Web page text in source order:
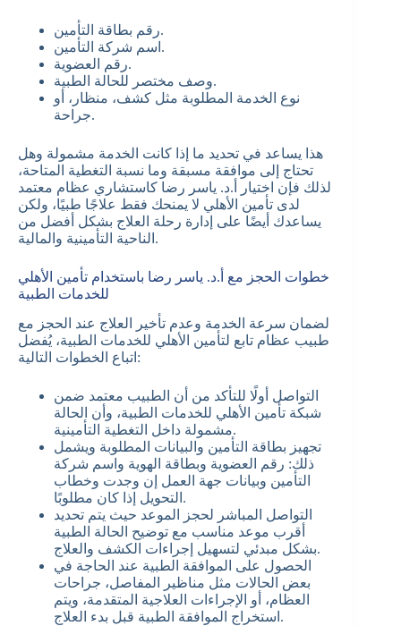
رقم بطاقة التأمين.
اسم شركة التأمين.
رقم العضوية.
وصف مختصر للحالة الطبية.
نوع الخدمة المطلوبة مثل كشف، منظار، أو
جراحة.
هذا يساعد في تحديد ما إذا كانت الخدمة مشمولة وهل
تحتاج إلى موافقة مسبقة وما نسبة التغطية المتاحة،
لذلك فإن اختيار أ.د. ياسر رضا كاستشاري عظام معتمد
لدى تأمين الأهلي لا يمنحك فقط علاجًا طبيًا، ولكن
يساعدك أيضًا على إدارة رحلة العلاج بشكل أفضل من
الناحية التأمينية والمالية.
خطوات الحجز مع أ.د. ياسر رضا باستخدام تأمين الأهلي
للخدمات الطبية
لضمان سرعة الخدمة وعدم تأخير العلاج عند الحجز مع
طبيب عظام تابع لتأمين الأهلي للخدمات الطبية، يُفضل
اتباع الخطوات التالية:
التواصل أولًا للتأكد من أن الطبيب معتمد ضمن
شبكة تأمين الأهلي للخدمات الطبية، وأن الحالة
مشمولة داخل التغطية التأمينية.
تجهيز بطاقة التأمين والبيانات المطلوبة ويشمل
ذلك: رقم العضوية وبطاقة الهوية واسم شركة
التأمين وبيانات جهة العمل إن وجدت وخطاب
التحويل إذا كان مطلوبًا.
التواصل المباشر لحجز الموعد حيث يتم تحديد
أقرب موعد مناسب مع توضيح الحالة الطبية
بشكل مبدئي لتسهيل إجراءات الكشف والعلاج.
الحصول على الموافقة الطبية عند الحاجة في
بعض الحالات مثل مناظير المفاصل، جراحات
العظام، أو الإجراءات العلاجية المتقدمة، ويتم
استخراج الموافقة الطبية قبل بدء العلاج.